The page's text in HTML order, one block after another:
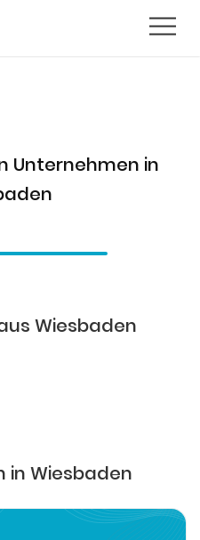
Unternehmen in
Wiesbaden
in Wiesbaden